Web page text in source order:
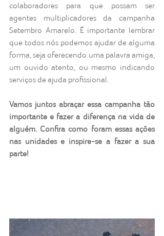
colaboradores para que possam ser
agentes multiplicadores da campanha
Setembro Amarelo. É importante lembrar
que todos nós podemos ajudar de alguma
forma, seja oferecendo uma palavra amiga,
um ouvido atento, ou mesmo indicando
serviços de ajuda profissional.
Vamos juntos abraçar essa campanha tão
importante e fazer a diferença na vida de
alguém. Confira como foram essas ações
nas unidades e inspire-se a fazer a sua
parte!